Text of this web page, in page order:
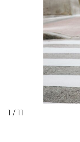
1 / 11